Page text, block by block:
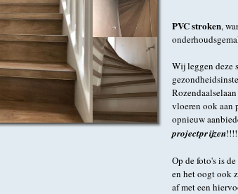
PVC stroken,
Wij leggen deze
vloeren ook aan
opnieuw
projectprijzen!!!!
Op de foto's is
en het oogt ook
af met een